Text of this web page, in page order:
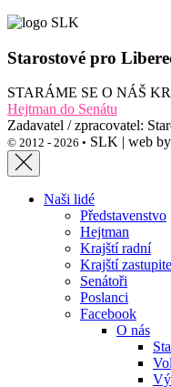
Starostové pro
STARÁME SE O NÁŠ
Hejtman do Senátu
Zadavatel / zpracovatel:
© 2012 - 2026 • SLK | web by
Naši lidé
Představenstvo
Hejtman
Krajští radní
Krajští
Senátoři
Poslanci
Facebook
O nás